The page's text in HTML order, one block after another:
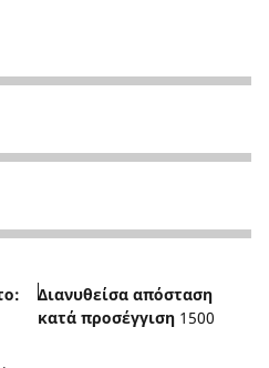
Διανυθείσα απόσταση
κατά προσέγγιση1500